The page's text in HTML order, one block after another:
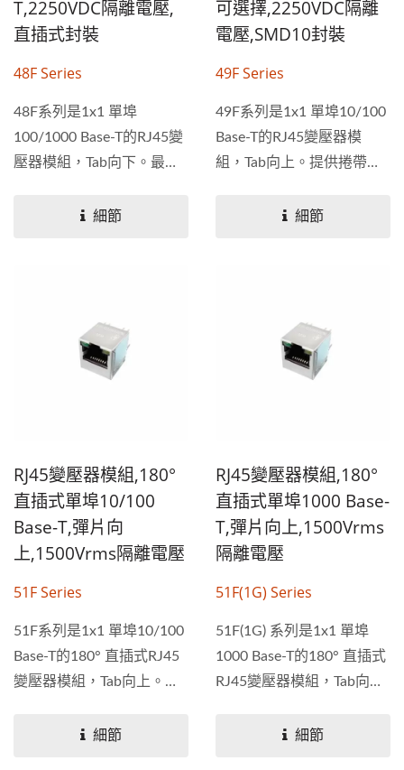
T,2250VDC隔離電壓,
直插式封裝
48F Series
48F系列是1x1 單埠
100/1000 Base-T的RJ45變
壓器模組，Tab向下。最小
小OCL，8mA...
細節
可選擇,2250VDC隔離
電壓,SMD10封裝
49F Series
49F系列是1x1 單埠10/100
Base-T的RJ45變壓器模
組，Tab向上。提供捲帶式
LED，內部磁性選項可用且
細節
RJ45變壓器模組,180°
直插式單埠10/100
Base-T,彈片向
上,1500Vrms隔離電壓
51F Series
51F系列是1x1 單埠10/100
Base-T的180° 直插式RJ45
變壓器模組，Tab向上。磁
或超過IEEE...細節
RJ45變壓器模組,180°
直插式單埠1000 Base-
T,彈片向上,1500Vrms
隔離電壓
51F(1G) Series
51F(1G) 系列是1x1 單埠
1000 Base-T的180° 直插式
RJ45變壓器模組，Tab向
PHY，符合或超過IEEE...
細節